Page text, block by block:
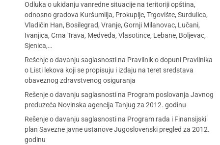
Odluka o ukidanju vanredne situacije na teritoriji opština,
odnosno gradova Kuršumlija, Prokuplje, Trgovište, Surdulica,
Vladičin Han, Bosilegrad, Vranje, Gornji Milanovac, Lučani,
Ivanjica, Crna Trava, Medveđa, Vlasotince, Lebane, Boljevac,
Sjenica,…
Rešenje o davanju saglasnosti na Pravilnik o dopuni Pravilnika
o Listi lekova koji se propisuju i izdaju na teret sredstava
obaveznog zdravstvenog osiguranja
Rešenje o davanju saglasnosti na Program poslovanja Javnog
preduzeća Novinska agencija Tanjug za 2012. godinu
Rešenje o davanju saglasnosti na Program rada i Finansijski
plan Savezne javne ustanove Jugoslovenski pregled za 2012.
godinu